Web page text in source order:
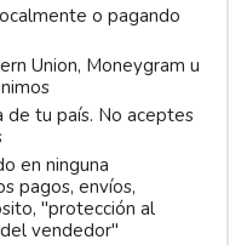
o pagando
Union, Moneygram u
de tu país. No aceptes
en ninguna
pagos, envíos,
"protección al
vendedor"